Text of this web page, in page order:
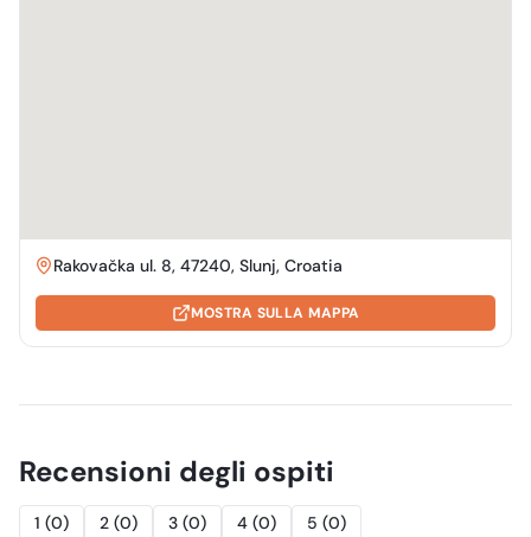
Rakovačka ul. 8, 47240, Slunj, Croatia
MOSTRA SULLA MAPPA
Recensioni degli ospiti
1 (0) 2 (0) 3 (0) 4 (0) 5 (0)